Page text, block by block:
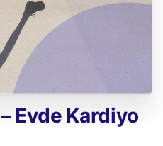
– Evde Kardiyo